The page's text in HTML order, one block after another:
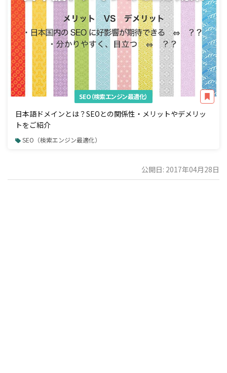
SEO（検索エンジン最適化）
日本語ドメインとは？SEOとの関係性・メリットやデメリッ
トをご紹介
SEO（検索エンジン最適化）
公開日: 2017年04月28日